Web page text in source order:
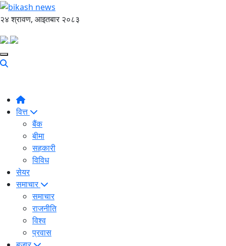
२४ श्रावण, आइतबार २०८३
वित्त
बैंक
बीमा
सहकारी
विविध
सेयर
समाचार
समाचार
राजनीति
विश्व
प्रवास